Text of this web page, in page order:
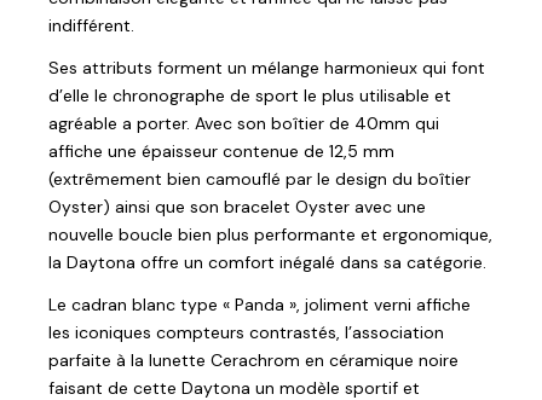
indifférent.
Ses attributs forment un mélange harmonieux qui font
d’elle le chronographe de sport le plus utilisable et
agréable a porter. Avec son boîtier de 40mm qui
affiche une épaisseur contenue de 12,5 mm
(extrêmement bien camouflé par le design du boîtier
Oyster) ainsi que son bracelet Oyster avec une
nouvelle boucle bien plus performante et ergonomique,
la Daytona offre un comfort inégalé dans sa catégorie.
Le cadran blanc type « Panda », joliment verni affiche
les iconiques compteurs contrastés, l’association
parfaite à la lunette Cerachrom en céramique noire
faisant de cette Daytona un modèle sportif et